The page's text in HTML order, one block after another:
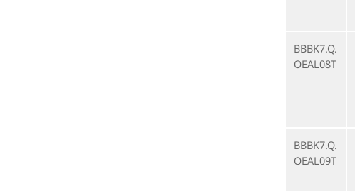
BBBK7.Q.
OEAL08T
BBBK7.Q.
OEAL09T